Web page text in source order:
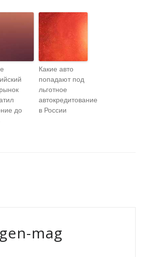
до
Какие авто
попадают под
льготное
автокредитование
в России
mag